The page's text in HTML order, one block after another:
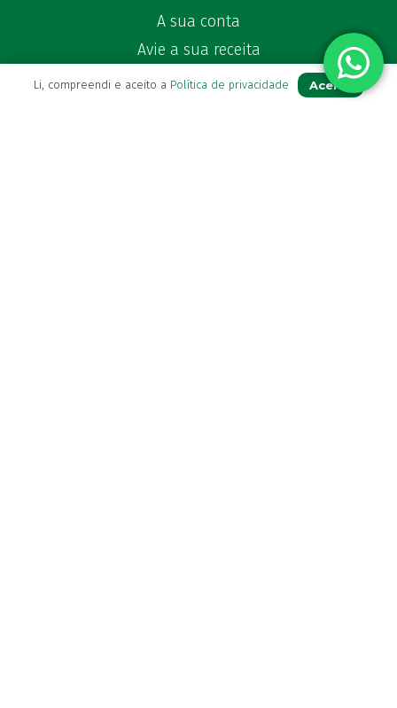
A sua conta
Avie a sua receita
Os seus favoritos
Li, compreendi e aceito a Política de privacidade Aceito